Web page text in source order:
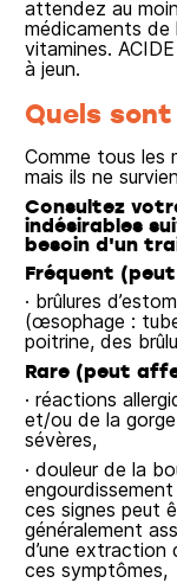
attendez au
médicaments de
vitamines.
à jeun.
Quels
Comme tous les
mais ils ne
Consultez
indésirables
besoin d'un
Fréquent
· brûlures
(œsophage :
poitrine, des
Rare (peut
· réactions
et/ou de la
sévères,
· douleur de la
ces signes peut
généralement
d’une
ces symptômes,